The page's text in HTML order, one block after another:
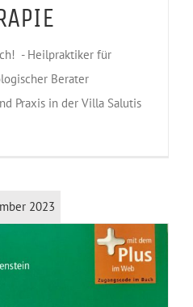
- Heilpraktiker für
Berater
Praxis in der Villa Salutis
2023